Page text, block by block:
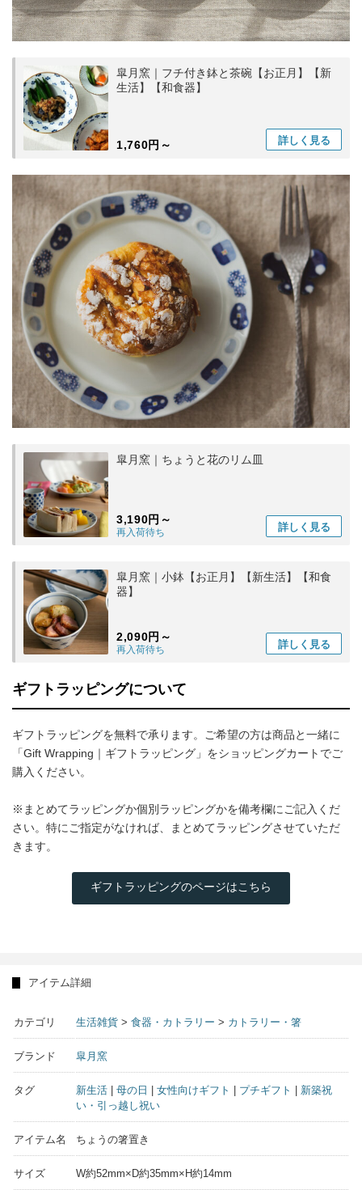
皐月窯｜フチ付き鉢と茶碗【お正月】【新
生活】【和食器】
1,760円～ 詳しく 見る
皐月窯｜ちょうと花のリム皿
3,190円～
再入荷待ち 詳しく 見る
皐月窯｜小鉢【お正月】【新生活】【和食
器】
2,090円～
再入荷待ち 詳しく 見る
ギフトラッピングについて
ギフトラッピングを無料で承ります。ご希望の方は商品と一緒に
「Gift Wrapping｜ギフトラッピング」をショッピングカートでご
購入ください。
※まとめてラッピングか個別ラッピングかを備考欄にご記入くだ
さい。特にご指定がなければ、まとめてラッピングさせていただ
きます。
ギフトラッピングのページはこちら
アイテム詳細
カテゴリ 生活雑貨 > 食器・カトラリー > カトラリー・箸
ブランド 皐月窯
タグ 新生活 母の日 女性向けギフト プチギフト
新築祝
い・引っ越し祝い
アイテム名 ちょうの箸置き
サイズ W約52mm×D約35mm×H約14mm